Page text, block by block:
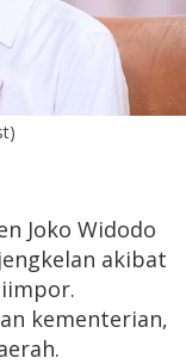
Joko Widodo
akibat
kementerian,